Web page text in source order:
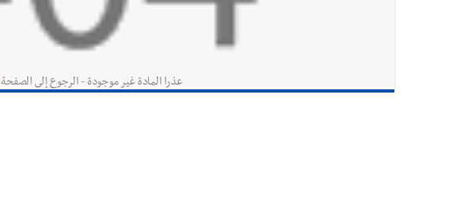
عذرا المادة غير موجودة - الرجوع إلى الصفحة